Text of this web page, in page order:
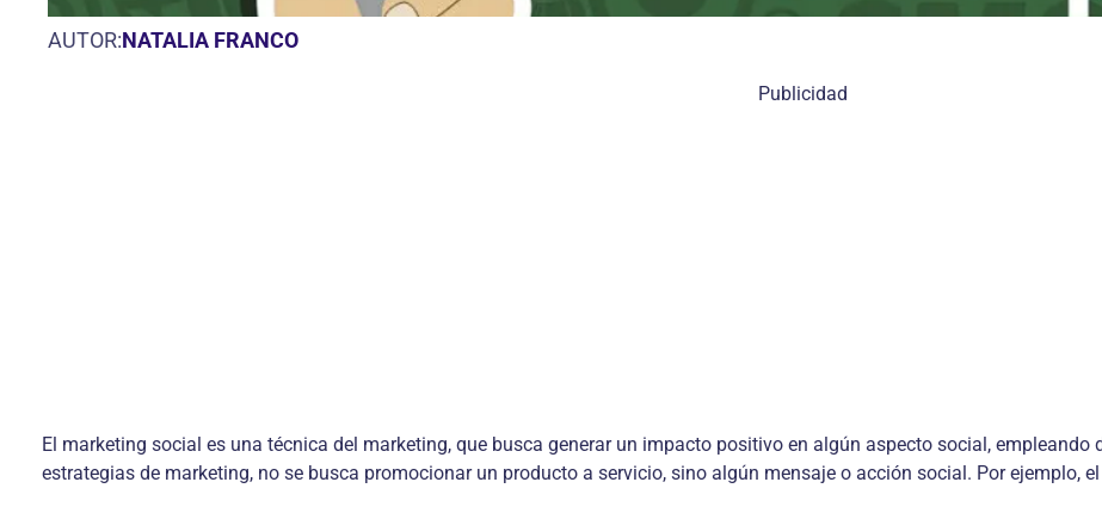
AUTOR:NATALIA FRANCO
Publicidad
El marketing social es una técnica del marketing, que busca generar un impacto positivo en algún aspecto social, empleando
estrategias de marketing, no se busca promocionar un producto a servicio, sino algún mensaje o acción social. Por ejemplo,